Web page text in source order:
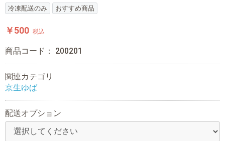
冷凍配送のみ おすすめ商品
￥500 税込
商品コード： 200201
関連カテゴリ
京生ゆば
配送オプション